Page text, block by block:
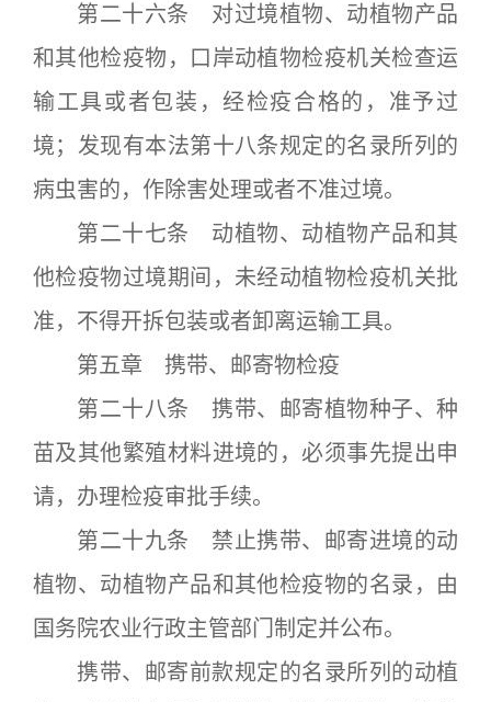
第二十六条 对过境植物、动植物产品
和其他检疫物，口岸动植物检疫机关检查运
输工具或者包装，经检疫合格的，准予过
境；发现有本法第十八条规定的名录所列的
病虫害的，作除害处理或者不准过境。
第二十七条 动植物、动植物产品和其
他检疫物过境期间，未经动植物检疫机关批
准，不得开拆包装或者卸离运输工具。
第五章 携带、邮寄物检疫
第二十八条 携带、邮寄植物种子、种
苗及其他繁殖材料进境的，必须事先提出申
请，办理检疫审批手续。
第二十九条 禁止携带、邮寄进境的动
植物、动植物产品和其他检疫物的名录，由
国务院农业行政主管部门制定并公布。
携带、邮寄前款规定的名录所列的动植